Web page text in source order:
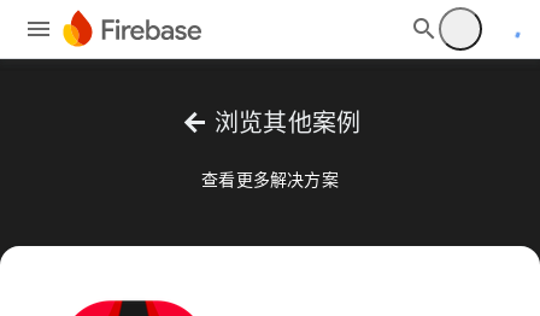
arrow_back 浏览其他案例
查看更多解决方案